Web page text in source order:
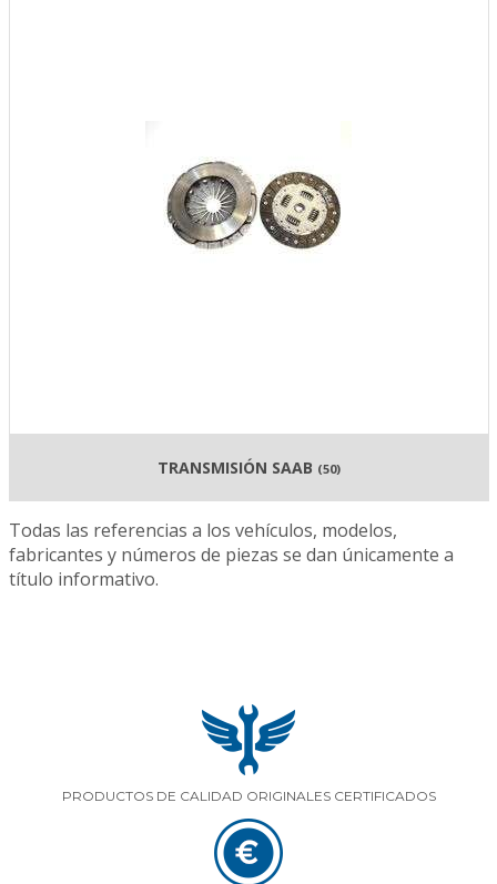
TRANSMISIÓN SAAB (50)
Todas las referencias a los vehículos, modelos,
fabricantes y números de piezas se dan únicamente a
título informativo.
PRODUCTOS DE CALIDAD ORIGINALES CERTIFICADOS